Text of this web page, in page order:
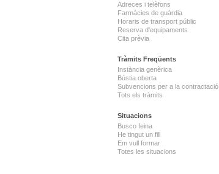
Adreces i telèfons
Farmàcies de guàrdia
Horaris de transport públic
Reserva d'equipaments
Cita prèvia
Tràmits Freqüents
Instància genèrica
Bústia oberta
Subvencions per a la contractació
Tots els tràmits
Situacions
Busco feina
He tingut un fill
Em vull formar
Totes les situacions